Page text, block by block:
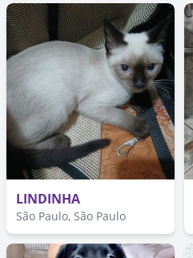
LINDINHA
São Paulo, São Paulo